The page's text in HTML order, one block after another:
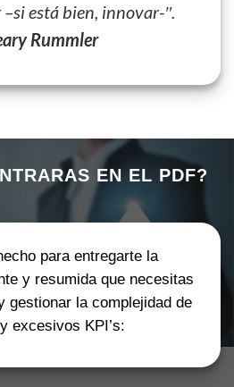
está bien, innovar-″.
Rummler
EN EL PDF?
para entregarte la
y resumida que necesitas
gestionar la complejidad de
excesivos KPI’s: